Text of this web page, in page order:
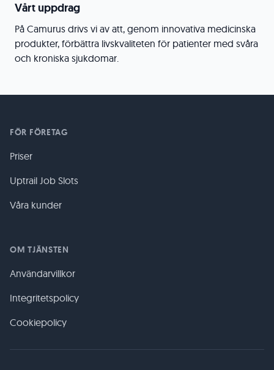
Vårt uppdrag
På Camurus drivs vi av att, genom innovativa medicinska
produkter, förbättra livskvaliteten för patienter med svåra
och kroniska sjukdomar.
FÖR FÖRETAG
Priser
Uptrail Job Slots
Våra kunder
OM TJÄNSTEN
Användarvillkor
Integritetspolicy
Cookiepolicy